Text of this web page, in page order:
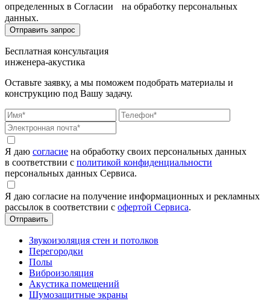
определенных в Согласии на обработку персональных
данных.
Бесплатная консультация
инженера-акустика
Оставьте заявку, а мы поможем подобрать материалы и
конструкцию под Вашу задачу.
Я даю согласие на обработку своих персональных данных
в соответствии с политикой конфиденциальности
персональных данных Сервиса.
Я даю согласие на получение информационных и рекламных
рассылок в соответствии с офертой Сервиса.
Звукоизоляция стен и потолков
Перегородки
Полы
Виброизоляция
Акустика помещений
Шумозащитные экраны